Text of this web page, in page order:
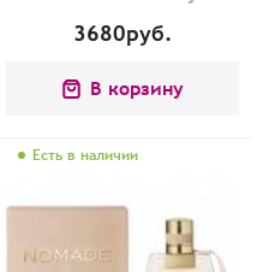
3680руб.
В корзину
Есть в наличии